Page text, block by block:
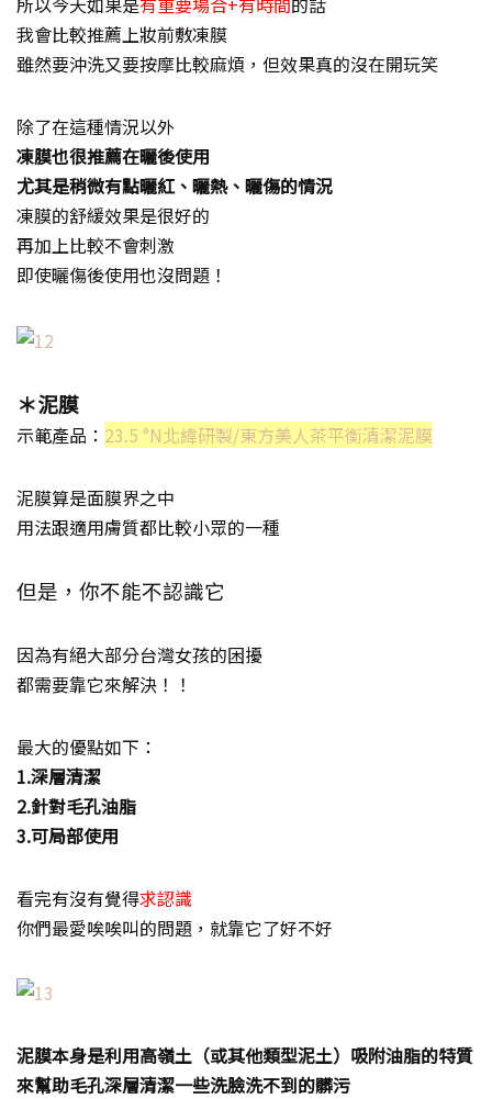
我會比較推薦上妝前敷凍膜
雖然要沖洗又要按摩比較麻煩，但效果真的沒在開玩笑
除了在這種情況以外
凍膜也很推薦在曬後使用
尤其是稍微有點曬紅、曬熱、曬傷的情況
凍膜的舒緩效果是很好的
再加上比較不會刺激
即使曬傷後使用也沒問題！
＊泥膜
示範產品： 23.5 °N北緯研製/東方美人茶平衡清潔泥膜
泥膜算是面膜界之中
用法跟適用膚質都比較小眾的一種
但是，你不能不認識它
因為有絕大部分台灣女孩的困擾
都需要靠它來解決！！
最大的優點如下：
1.深層清潔
2.針對毛孔油脂
3.可局部使用
看完有沒有覺得求認識
你們最愛唉唉叫的問題，就靠它了好不好
泥膜本身是利用高嶺土（或其他類型泥土）吸附油脂的特質
來幫助毛孔深層清潔一些洗臉洗不到的髒污